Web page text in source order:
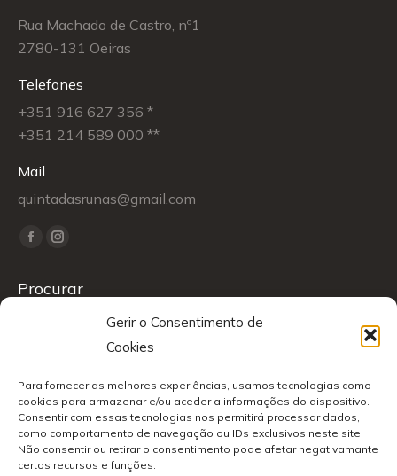
Gerir o Consentimento de
Cookies
Para fornecer as melhores experiências, usamos tecnologias como
cookies para armazenar e/ou aceder a informações do dispositivo.
Consentir com essas tecnologias nos permitirá processar dados,
como comportamento de navegação ou IDs exclusivos neste site.
Não consentir ou retirar o consentimento pode afetar negativamante
certos recursos e funções.
Rua Machado de Castro, nº1
2780-131 Oeiras
Telefones
+351 916 627 356 *
+351 214 589 000 **
Mail
quintadasrunas@gmail.com
Find us on:
Facebook
opens
Instagram
opens
Procurar
Política de Cookies| * - Chamada para a rede móvel nacional
| ** - Chamada para a rede fixa nacional
Alojamento Web:
Teunome.com |